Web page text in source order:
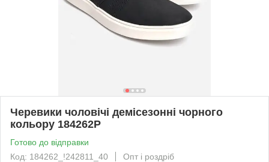
Черевики чоловічі демісезонні чорного
кольору 184262P
Готово до відправки
Код: 184262_!242811_40
Опт і роздріб